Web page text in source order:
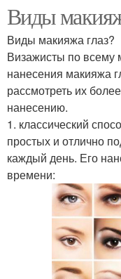
Виды
Виды макияжа глаз?
Визажисты по всему
нанесения макияжа
рассмотреть их
нанесению.
1. классический
простых и отлично
каждый день. Его
времени: